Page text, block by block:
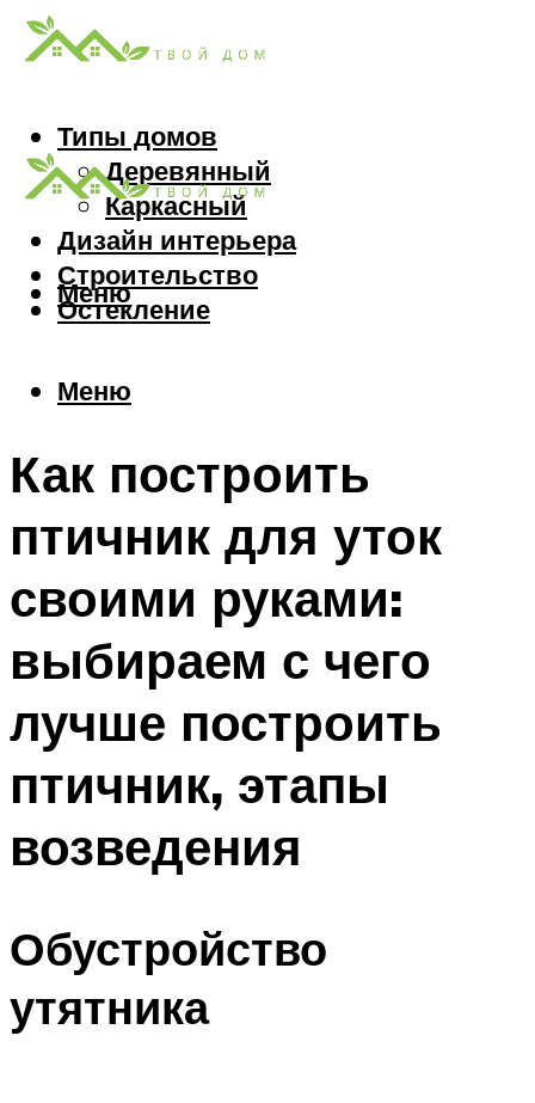
Типы домов
Деревянный
Каркасный
Дизайн интерьера
Строительство
Остекление
Меню
Меню
Как построить
птичник для уток
своими руками:
выбираем с чего
лучше построить
птичник, этапы
возведения
Обустройство
утятника